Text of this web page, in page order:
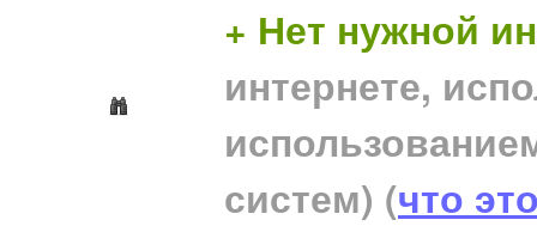
+ Нет нужной
интернете,
систем) (что